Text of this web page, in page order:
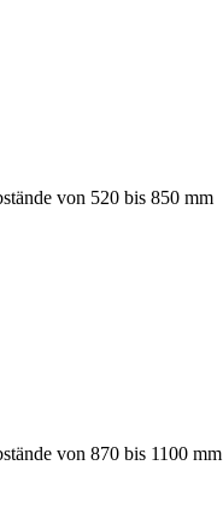
von 520 bis 850 mm
von 870 bis 1100 mm